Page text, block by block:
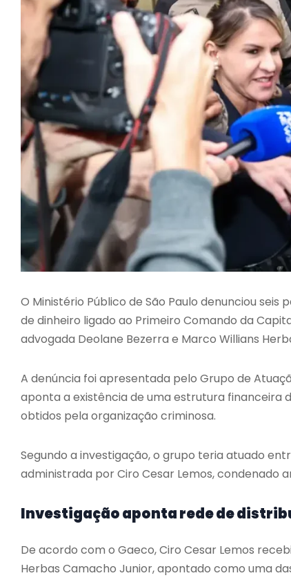
O Ministério Público de São Paulo denunciou
de dinheiro ligado ao Primeiro Comando da
advogada Deolane Bezerra e Marco Willians
A denúncia foi apresentada pelo Grupo de
aponta a existência de uma estrutura financeira
obtidos pela organização criminosa.
Segundo a investigação, o grupo teria atuado
administrada por Ciro Cesar Lemos, condenado
Investigação aponta rede de
De acordo com o Gaeco, Ciro Cesar Lemos
Herbas Camacho Junior, apontado como uma